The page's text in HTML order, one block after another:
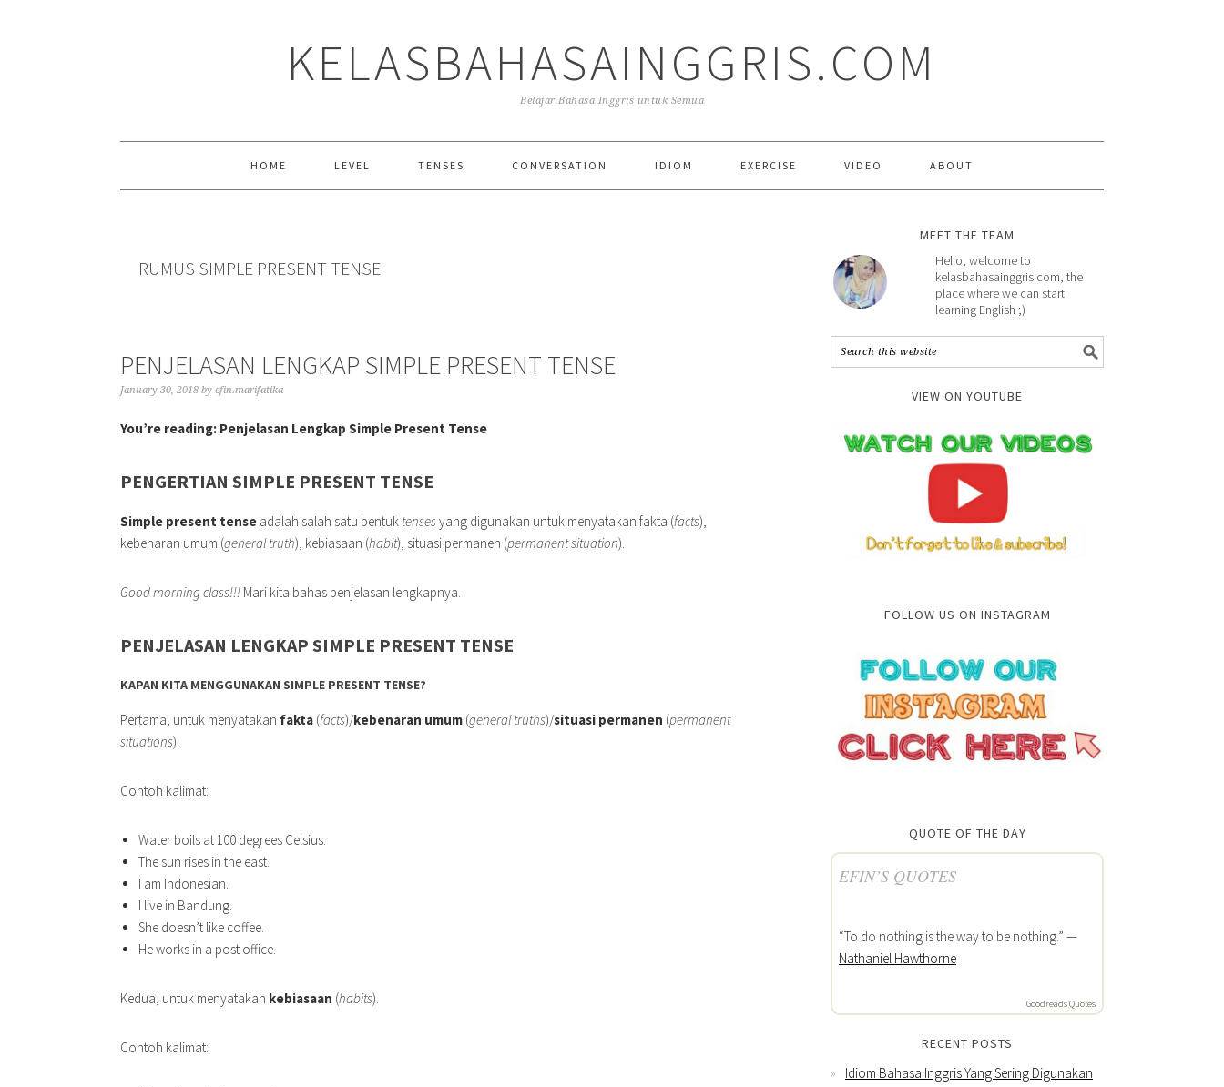
KELASBAHASAINGGRIS.COM
Belajar Bahasa Inggris untuk Semua
HOME LEVEL TENSES CONVERSATION IDIOM EXERCISE VIDEO ABOUT
RUMUS SIMPLE PRESENT TENSE
PENJELASAN LENGKAP SIMPLE PRESENT TENSE
January 30, 2018 by efin.marifatika
You’re reading: Penjelasan Lengkap Simple Present Tense
PENGERTIAN SIMPLE PRESENT TENSE
Simple present tense adalah salah satu bentuk tenses yang digunakan untuk menyatakan fakta (facts),
kebenaran umum (general truth), kebiasaan (habit), situasi permanen (permanent situation).
Good morning class!!! Mari kita bahas penjelasan lengkapnya.
PENJELASAN LENGKAP SIMPLE PRESENT TENSE
KAPAN KITA MENGGUNAKAN SIMPLE PRESENT TENSE?
Pertama, untuk menyatakan fakta (facts)/kebenaran umum (general truths)/situasi permanen (permanent
situations).
Contoh kalimat:
Water boils at 100 degrees Celsius.
The sun rises in the east.
I am Indonesian.
I live in Bandung.
She doesn’t like coffee.
He works in a post office.
Kedua, untuk menyatakan kebiasaan (habits).
Contoh kalimat:
MEET THE TEAM
Hello, welcome to
kelasbahasainggris.com, the
place where we can start
learning English ;)
VIEW ON YOUTUBE
FOLLOW US ON INSTAGRAM
QUOTE OF THE DAY
EFIN’S QUOTES
“To do nothing is the way to be nothing.” —
Nathaniel Hawthorne
Goodreads Quotes
RECENT POSTS
Idiom Bahasa Inggris Yang Sering Digunakan